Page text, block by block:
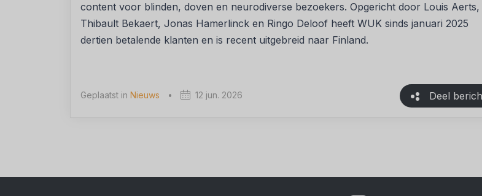
content voor blinden, doven en neurodiverse bezoekers. Opgericht door Louis Aerts,
Thibault Bekaert, Jonas Hamerlinck en Ringo Deloof heeft WUK sinds januari 2025
dertien betalende klanten en is recent uitgebreid naar Finland.
Geplaatst in Nieuws • 12 jun. 2026 Deel